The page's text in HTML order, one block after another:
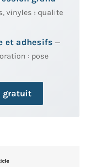
vinyles : qualite
et adhesifs —
: pose
gratuit